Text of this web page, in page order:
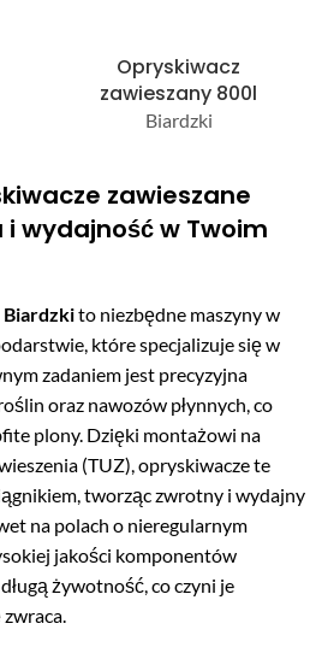
Opryskiwacz
zawieszany 800l
Biardzki
zawieszane
wydajność w Twoim
Biardzkito niezbędne maszyny w
które specjalizuje się w
zadaniem jest precyzyjna
oraz nawozów płynnych, co
plony. Dzięki montażowi na
(TUZ), opryskiwacze te
tworząc zwrotny i wydajny
na polach o nieregularnym
jakości komponentów
żywotność, co czyni je